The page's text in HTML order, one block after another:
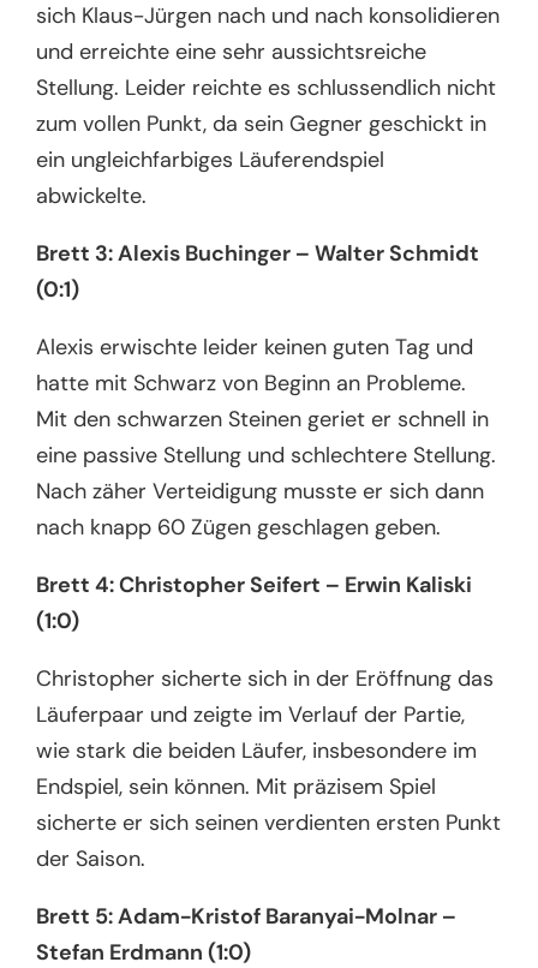
sich Klaus-Jürgen nach und nach konsolidieren
und erreichte eine sehr aussichtsreiche
Stellung. Leider reichte es schlussendlich nicht
zum vollen Punkt, da sein Gegner geschickt in
ein ungleichfarbiges Läuferendspiel
abwickelte.
Brett 3: Alexis Buchinger – Walter Schmidt
(0:1)
Alexis erwischte leider keinen guten Tag und
hatte mit Schwarz von Beginn an Probleme.
Mit den schwarzen Steinen geriet er schnell in
eine passive Stellung und schlechtere Stellung.
Nach zäher Verteidigung musste er sich dann
nach knapp 60 Zügen geschlagen geben.
Brett 4: Christopher Seifert – Erwin Kaliski
(1:0)
Christopher sicherte sich in der Eröffnung das
Läuferpaar und zeigte im Verlauf der Partie,
wie stark die beiden Läufer, insbesondere im
Endspiel, sein können. Mit präzisem Spiel
sicherte er sich seinen verdienten ersten Punkt
der Saison.
Brett 5: Adam-Kristof Baranyai-Molnar –
Stefan Erdmann (1:0)